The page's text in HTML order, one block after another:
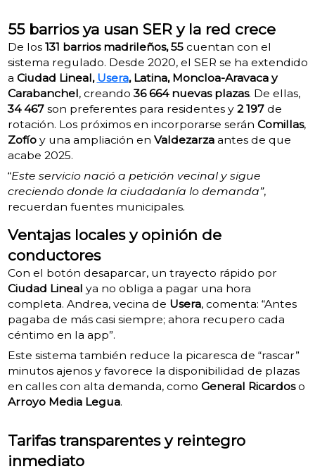
55 barrios ya usan SER y la red crece
De los 131 barrios madrileños, 55cuentan con el
sistema regulado. Desde 2020, el SER se ha extendido
a Ciudad Lineal, Usera, Latina, Moncloa-Aravaca y
Carabanchel, creando36 664 nuevas plazas. De ellas,
34 467son preferentes para residentes y 2 197de
rotación. Los próximos en incorporarse serán Comillas,
Zofíoy una ampliación en Valdezarzaantes de que
acabe 2025.
“Este servicio nació a petición vecinal y sigue
creciendo donde la ciudadanía lo demanda”,
recuerdan fuentes municipales.
Ventajas locales y opinión de
conductores
Con el botón desaparcar, un trayecto rápido por
Ciudad Lineal ya no obliga a pagar una hora
completa. Andrea, vecina de Usera, comenta: “Antes
pagaba de más casi siempre; ahora recupero cada
céntimo en la app”.
Este sistema también reduce la picaresca de “rascar”
minutos ajenos y favorece la disponibilidad de plazas
en calles con alta demanda, como General Ricardoso
Arroyo Media Legua.
Tarifas transparentes y reintegro
inmediato